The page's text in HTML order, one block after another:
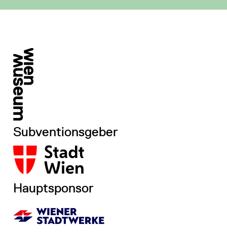
Subventionsgeber
Hauptsponsor